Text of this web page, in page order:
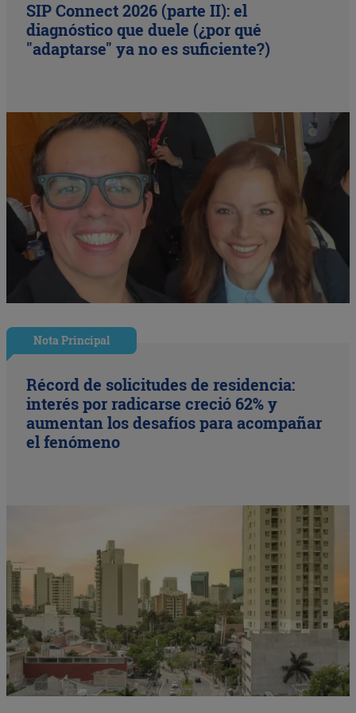
SIP Connect 2026 (parte II): el
diagnóstico que duele (¿por qué
"adaptarse" ya no es suficiente?)
Nota Principal
Récord de solicitudes de residencia:
interés por radicarse creció 62% y
aumentan los desafíos para acompañar
el fenómeno